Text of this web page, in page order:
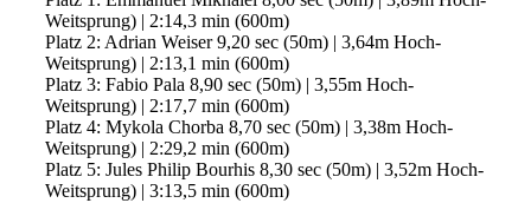
Weitsprung) | 2:14,3 min (600m)
Platz 2: Adrian Weiser 9,20 sec (50m) | 3,64m Hoch-
Weitsprung) | 2:13,1 min (600m)
Platz 3: Fabio Pala 8,90 sec (50m) | 3,55m Hoch-
Weitsprung) | 2:17,7 min (600m)
Platz 4: Mykola Chorba 8,70 sec (50m) | 3,38m Hoch-
Weitsprung) | 2:29,2 min (600m)
Platz 5: Jules Philip Bourhis 8,30 sec (50m) | 3,52m Hoch-
Weitsprung) | 3:13,5 min (600m)